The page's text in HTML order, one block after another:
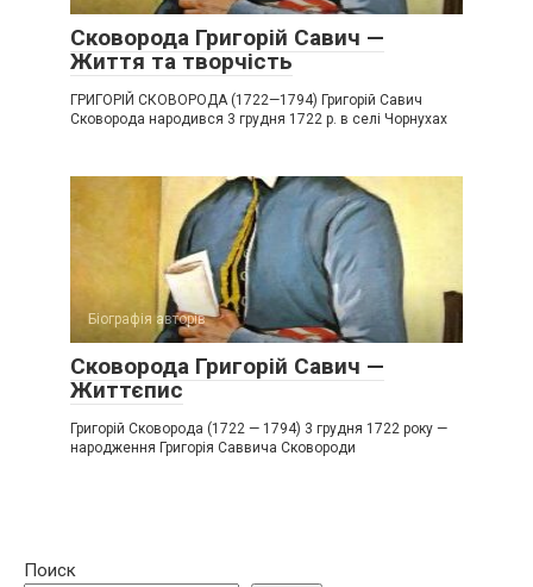
Сковорода Григорій Савич —
Життя та творчість
ГРИГОРІЙ СКОВОРОДА (1722—1794) Григорій Савич
Сковорода народився 3 грудня 1722 р. в селі Чорнухах
Біографія авторів
Сковорода Григорій Савич —
Життєпис
Григорій Сковорода (1722 — 1794) 3 грудня 1722 року —
народження Григорія Саввича Сковороди
Поиск